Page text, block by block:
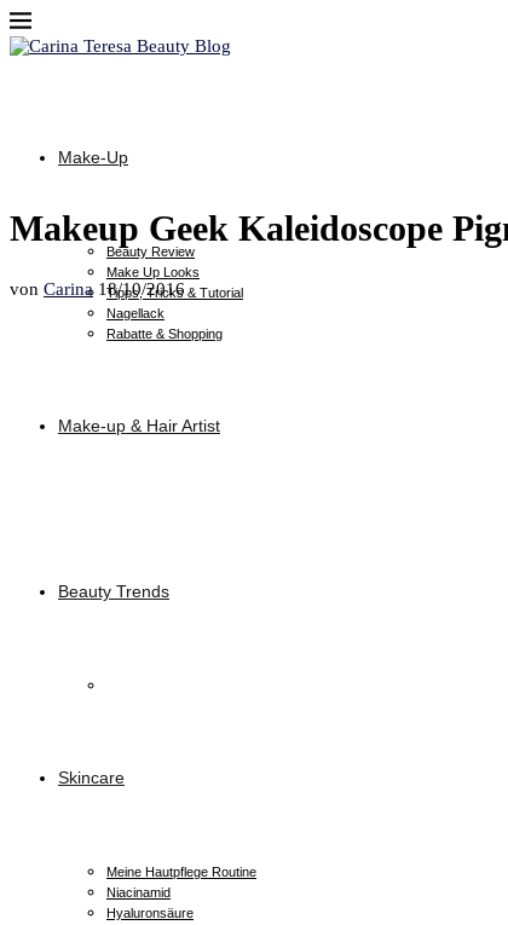
Make-Up
Beauty Review
Make Up Looks
Tipps, Tricks & Tutorial
Nagellack
Rabatte & Shopping
Make-up & Hair Artist
Beauty Trends
Skincare
Meine Hautpflege Routine
Niacinamid
Hyaluronsäure
Makeup Geek Kaleidoscope
von Carina 18/10/2016